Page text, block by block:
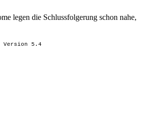
legen die Schlussfolgerung schon nahe,
Version 5.4